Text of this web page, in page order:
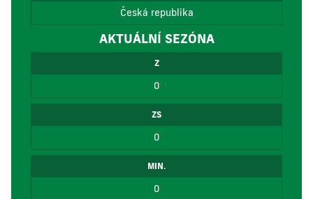
Česká republika
AKTUÁLNÍ SEZÓNA
Z
0
ZS
0
MIN.
0